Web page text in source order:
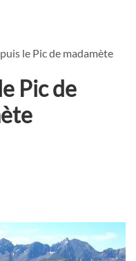
le Pic de madamète
Pic de